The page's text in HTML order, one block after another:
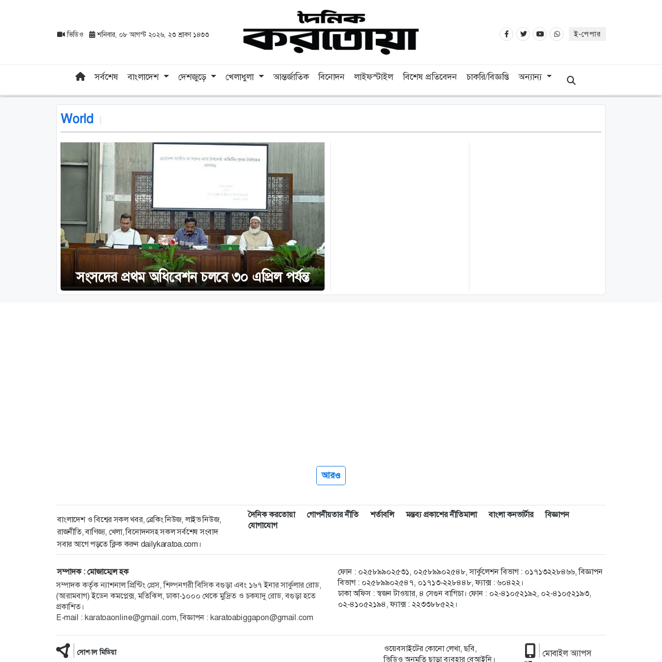
ভিডিও শনিবার, ০৮ আগস্ট ২০২৬, ২৩ শ্রাবণ ১৪৩৩ ই-পেপার
সর্বশেষ বাংলাদেশ দেশজুড়ে খেলাধুলা আন্তর্জাতিক বিনোদন লাইফস্টাইল বিশেষ প্রতিবেদন চাকরি/বিজ্ঞপ্তি অন্যান্য
World
সংসদের প্রথম অধিবেশন চলবে ৩০ এপ্রিল পর্যন্ত
আরও
বাংলাদেশ ও বিশ্বের সকল খবর, ব্রেকিং নিউজ, লাইভ নিউজ,
রাজনীতি, বাণিজ্য, খেলা, বিনোদনসহ সকল সর্বশেষ সংবাদ
সবার আগে পড়তে ক্লিক করুন dailykaratoa.com।
দৈনিক করতোয়া গোপনীয়তার নীতি শর্তাবলি মন্তব্য প্রকাশের নীতিমালা বাংলা কনভার্টার
বিজ্ঞাপন
যোগাযোগ
সম্পাদক : মোজাম্মেল হক
সম্পাদক কর্তৃক ন্যাশনাল প্রিন্টিং প্রেস, শিল্পনগরী বিসিক বগুড়া এবং ১৬৭ ইনার সার্কুলার রোড,
(আরামবাগ) ইডেন কমপ্লেক্স, মতিঝিল, ঢাকা-১০০০ থেকে মুদ্রিত ও চকযাদু রোড, বগুড়া হতে
প্রকাশিত।
E-mail : karatoaonline@gmail.com, বিজ্ঞাপন : karatoabiggapon@gmail.com
ফোন : ০২৫৮৯৯০২৫৩১, ০২৫৮৯৯০২৫৪৮, সার্কুলেশন বিভাগ : ০১৭১৩২২৮৪৬৬, বিজ্ঞাপন
বিভাগ : ০২৫৮৯৯০২৫৪৭, ০১৭১৩-২২৮৪৪৮, ফ্যাক্স : ৬০৪২২।
ঢাকা অফিস : স্বজন টাওয়ার, ৪ সেগুন বাগিচা। ফোন : ০২-৪১০৫২১৯২, ০২-৪১০৫২১৯৩,
০২-৪১০৫২১৯৪, ফ্যাক্স : ২২৩৩৮৮৫২২।
সোশ্যাল মিডিয়া
ওয়েবসাইটের কোনো লেখা, ছবি,
ভিডিও অনুমতি ছাড়া ব্যবহার বেআইনি।
মোবাইল অ্যাপস